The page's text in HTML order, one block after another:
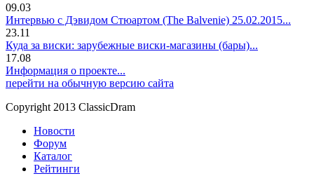
09.03
Интервью с Дэвидом Стюартом (The Balvenie) 25.02.2015...
23.11
Куда за виски: зарубежные виски-магазины (бары)...
17.08
Информация о проекте...
перейти на обычную версию сайта
Copyright 2013 ClassicDram
Новости
Форум
Каталог
Рейтинги